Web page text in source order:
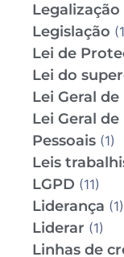
Legalização
Legislação
Lei de
Lei do
Lei Geral
Lei Geral
Pessoais (1)
Leis
LGPD (11)
Liderança (1)
Liderar (1)
Linhas de